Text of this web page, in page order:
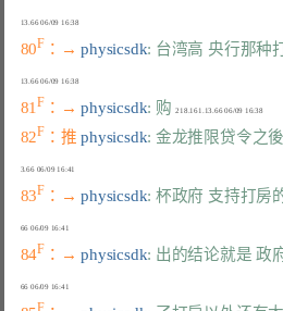
13.66 06/09 16:38
80F ：→ physicsdk: 台湾高 央行那种
13.66 06/09 16:38
81F ：→ physicsdk: 购
  218.161.13.66 06/09 16:38
82F ：推 physicsdk: 金龙推限贷令之
83F ：→ physicsdk: 杯政府 支持打房
84F ：→ physicsdk: 出的结论就是 政
F